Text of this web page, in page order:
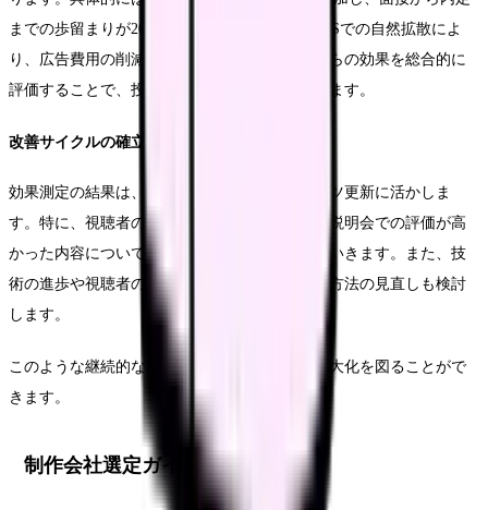
までの歩留まりが20%向上しました。また、SNSでの自然拡散によ
り、広告費用の削減にもつながりました。これらの効果を総合的に
評価することで、投資判断の妥当性を確認できます。
改善サイクルの確立
効果測定の結果は、次回の動画制作やコンテンツ更新に活かしま
す。特に、視聴者の反応が良かったシーンや、説明会での評価が高
かった内容については、より詳しく掘り下げていきます。また、技
術の進歩や視聴者のニーズ変化に応じて、表現方法の見直しも検討
します。
このような継続的な改善により、投資効果の最大化を図ることがで
きます。
制作会社選定ガイド